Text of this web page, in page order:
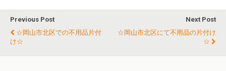
Previous Post
☆岡山市北区での不用品片付
け☆
Next Post
☆岡山市北区にて不用品の片付け
☆